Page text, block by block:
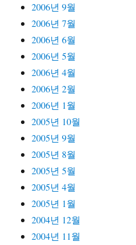
2006년 9월
2006년 7월
2006년 6월
2006년 5월
2006년 4월
2006년 2월
2006년 1월
2005년 10월
2005년 9월
2005년 8월
2005년 5월
2005년 4월
2005년 1월
2004년 12월
2004년 11월